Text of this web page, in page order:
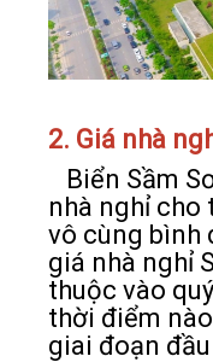
2. Giá nhà
Biển Sầm
nhà nghỉ cho
vô cùng bình
giá nhà nghỉ
thuộc vào
thời điểm
giai đoạn